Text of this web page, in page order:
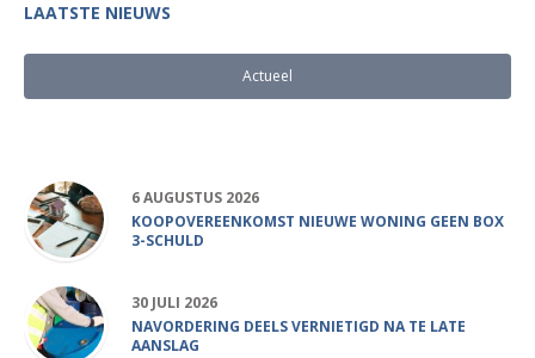
LAATSTE NIEUWS
Actueel
6 AUGUSTUS 2026
KOOPOVEREENKOMST NIEUWE WONING GEEN BOX
3-SCHULD
30 JULI 2026
NAVORDERING DEELS VERNIETIGD NA TE LATE
AANSLAG